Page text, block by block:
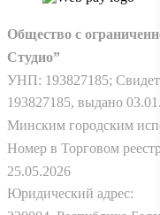
Общество с
Студио”
УНП: 193827185;
193827185, выдано
Минским городским
Номер в Торговом
25.05.2026
Юридический адрес: